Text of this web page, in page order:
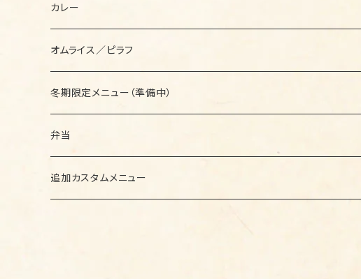
セットメニュー
カレー
セットメニュー
オムライス／ピラフ
セットメニュー
冬期限定メニュー（準備中）
セットメニュー
弁当
セットメニュー
追加カスタムメニュー